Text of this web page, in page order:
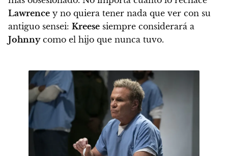
Lawrence y no quiera tener nada que ver con su
antiguo sensei: Kreese siempre considerará a
Johnnycomo el hijo que nunca tuvo.